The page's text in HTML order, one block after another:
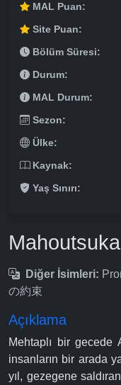
MAL Puan:
Site Puan:
Bölüm Süresi:
Durum:
MAL Durum:
Sezon:
Ülke:
Kaynak:
Yaş Sınırı:
Diğer İsimleri:
の約束
Açıklama
Mehtaplı bir
insanların bir arada
yıl, gezegene